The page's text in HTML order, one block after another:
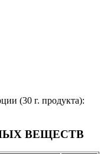
(30 г. продукта):
ВЕЩЕСТВ